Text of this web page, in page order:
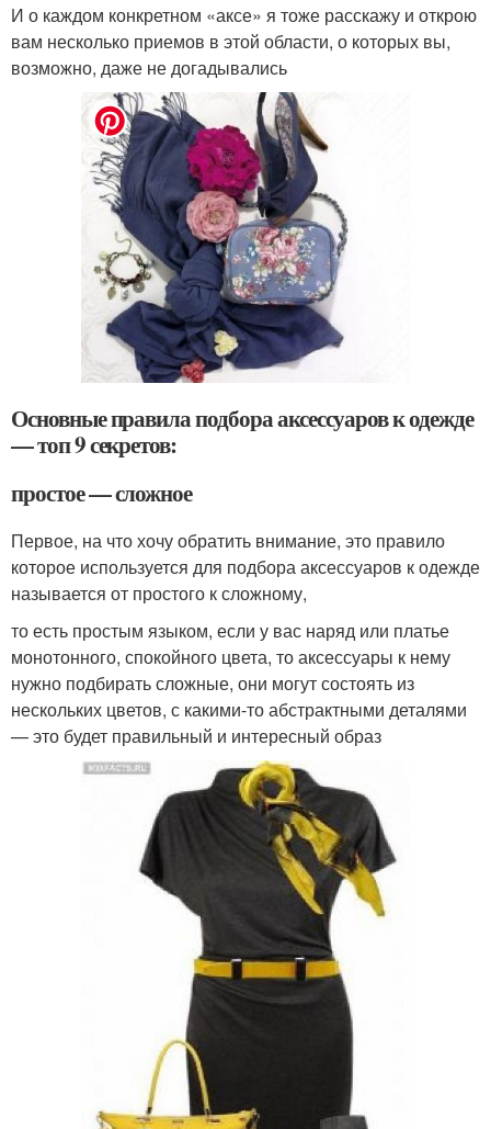
И о каждом конкретном «аксе» я тоже расскажу и открою
вам несколько приемов в этой области, о которых вы,
возможно, даже не догадывались
Основные правила подбора аксессуаров к одежде
— топ 9 секретов:
простое — сложное
Первое, на что хочу обратить внимание, это правило
которое используется для подбора аксессуаров к одежде
называется от простого к сложному,
то есть простым языком, если у вас наряд или платье
монотонного, спокойного цвета, то аксессуары к нему
нужно подбирать сложные, они могут состоять из
нескольких цветов, с какими-то абстрактными деталями
— это будет правильный и интересный образ